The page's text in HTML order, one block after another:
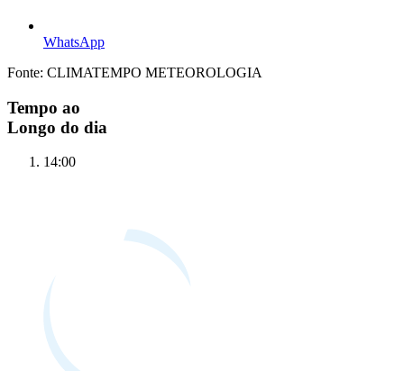
WhatsApp
Fonte: CLIMATEMPO METEOROLOGIA
Tempo ao
Longo do dia
14:00